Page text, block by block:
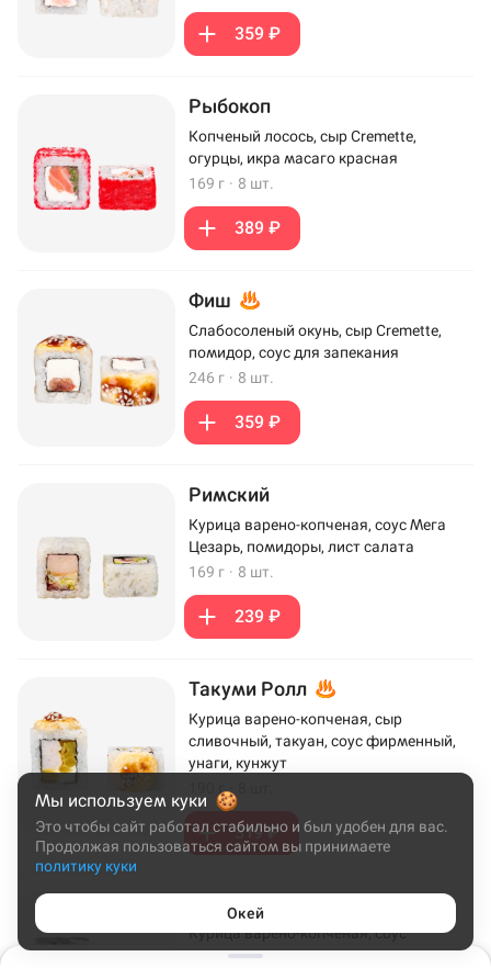
359 ₽
Рыбокоп
Копченый лосось, сыр Cremette,
огурцы, икра масаго красная
169 г · 8 шт.
389 ₽
Фиш
Слабосоленый окунь, сыр Cremette,
помидор, соус для запекания
246 г · 8 шт.
359 ₽
Римский
Курица варено-копченая, соус Мега
Цезарь, помидоры, лист салата
169 г · 8 шт.
239 ₽
Такуми Ролл
Курица варено-копченая, сыр
сливочный, такуан, соус фирменный,
унаги, кунжут
190 г ·
319 ₽
Кранчикен
Курица варено-копченая, соус
фирменный, айсберг
Мы используем куки
Это чтобы сайт работал стабильно и был удобен для вас.
Продолжая пользоваться сайтом вы принимаете
политику куки
Окей